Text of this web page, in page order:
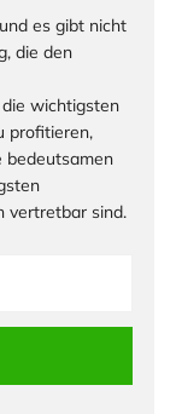
es gibt nicht
die den
wichtigsten
profitieren,
bedeutsamen
vertretbar sind.